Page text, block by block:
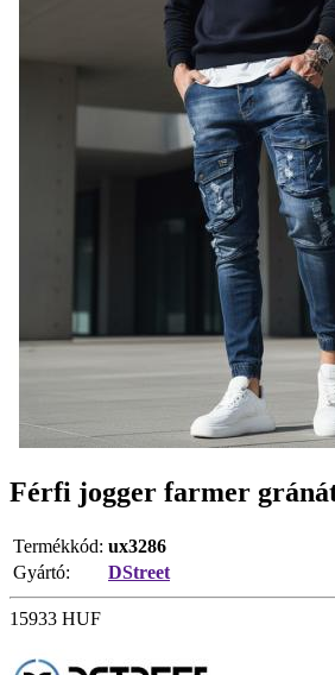
Férfi jogger farmer
Termékkód: ux3286
Gyártó:
DStreet
15933 HUF